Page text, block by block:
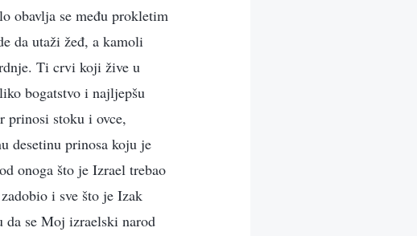
obavlja se među prokletim
da utaži žeđ, a kamoli
Ti crvi koji žive u
bogatstvo i najljepšu
prinosi stoku i ovce,
desetinu prinosa koju je
onoga što je Izrael trebao
i sve što je Izak
se Moj izraelski narod